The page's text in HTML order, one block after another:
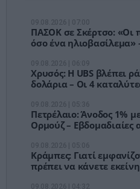
ΠΑΣΟΚ σε Σκέρτσο: «Οι
όσο ένα ηλιοβασίλεμα»
Χρυσός: Η UBS βλέπει
δολάρια – Οι 4
Πετρέλαιο: Άνοδος 1%
Ορμούζ – Εβδομαδιαίες
Κράμπες: Γιατί
πρέπει να κάνετε